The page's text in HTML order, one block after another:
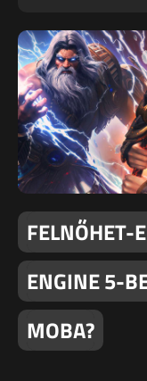
FELNŐHET-
ENGINE 5-
MOBA?